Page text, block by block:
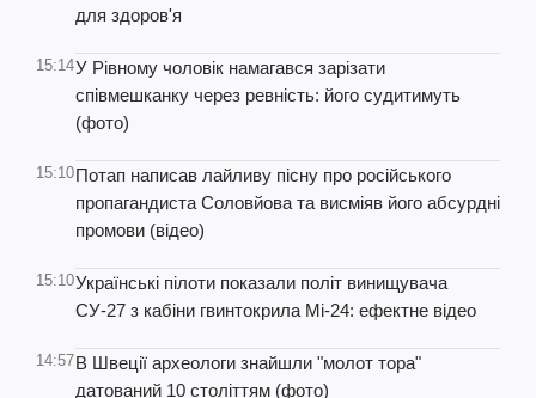
для здоров'я
15:14У Рівному чоловік намагався зарізати
співмешканку через ревність: його судитимуть
(фото)
15:10Потап написав лайливу пісну про російського
пропагандиста Соловйова та висміяв його абсурдні
промови (відео)
15:10Українські пілоти показали політ винищувача
СУ-27 з кабіни гвинтокрила Мі-24: ефектне відео
14:57В Швеції археологи знайшли "молот тора"
датований 10 століттям (фото)